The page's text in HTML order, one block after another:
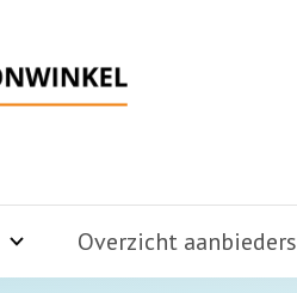
Overzicht aanbieders